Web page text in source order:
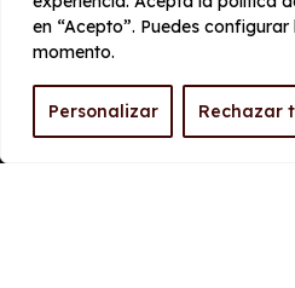
en “Acepto”. Puedes
momento.
Personalizar Rechazar
CONSUMO Y EMISIONES
Emisiones
Pedir Presupuesto